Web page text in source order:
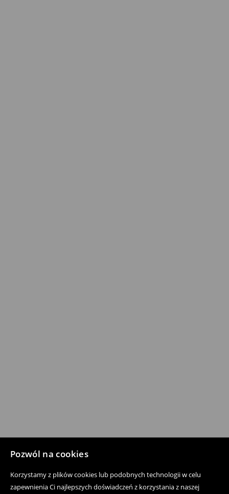
Pozwól na cookies
Korzystamy z plików cookies lub podobnych technologii w celu
zapewnienia Ci najlepszych doświadczeń z korzystania z naszej